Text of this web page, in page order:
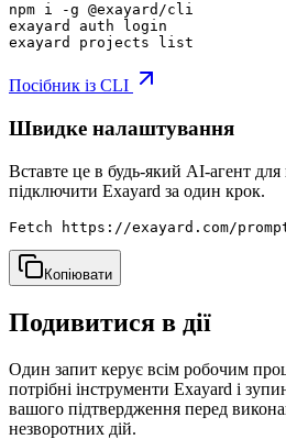
npm i -g @exayard/cli
exayard auth login
exayard projects list
Посібник із CLI
Швидке налаштування
Вставте це в будь-який AI-агент
підключити Exayard за один крок.
Fetch https://exayard.com/
Копіювати
Подивитися в дії
Один запит керує всім робочим
потрібні інструменти Exayard і
вашого підтвердження перед
незворотних дій.